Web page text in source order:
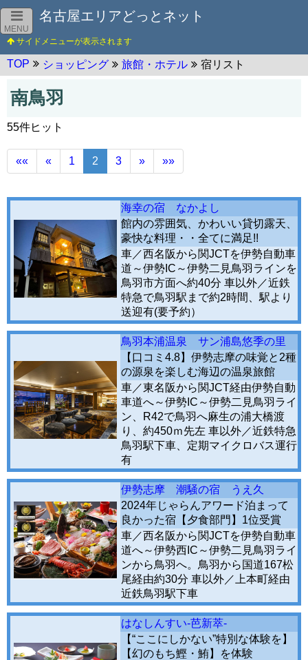
MENU
名古屋エリアどっとネット
TOP ショッピング 旅館・ホテル 宿リスト
南鳥羽
55件ヒット
«« « 1 2 3 » »»
海幸の宿 なかよし
館内の雰囲気、かわいい貸切露天、
豪快な料理・・全てに満足!!
車／西名阪から関JCTを伊勢自動車
道～伊勢IC～伊勢二見鳥羽ラインを
鳥羽市方面へ約40分 車以外／近鉄
特急で鳥羽駅まで約2時間、駅より
送迎有(要予約）
鳥羽本浦温泉 サン浦島悠季の里
【口コミ4.8】伊勢志摩の味覚と2種
の源泉を楽しむ海辺の温泉旅館
車／東名阪から関JCT経由伊勢自動
車道へ～伊勢IC～伊勢二見鳥羽ライ
ン、R42で鳥羽へ麻生の浦大橋渡
り、約450ｍ先左 車以外／近鉄特急
鳥羽駅下車、定期マイクロバス運行
有
伊勢志摩 潮騒の宿 うえ久
2024年じゃらんアワード泊まって
良かった宿【夕食部門】1位受賞
車／西名阪から関JCTを伊勢自動車
道へ～伊勢西IC～伊勢二見鳥羽ライ
ンから鳥羽へ。鳥羽から国道167松
尾経由約30分 車以外／上本町経由
近鉄鳥羽駅下車
はなしんすい-芭新萃-
【“ここにしかない”特別な体験を】
【幻のもち鰹・鮪】を体験